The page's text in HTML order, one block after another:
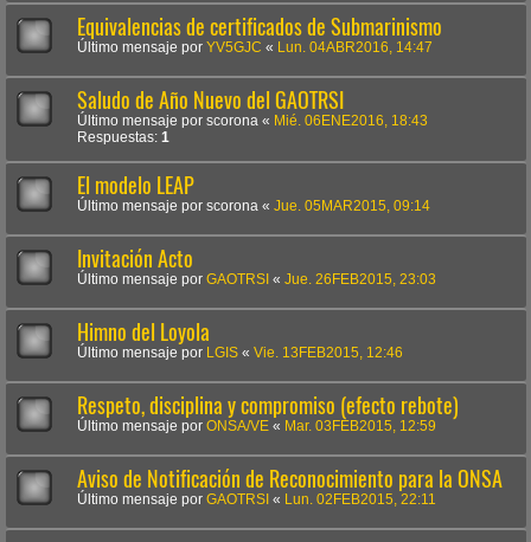
Equivalencias de certificados de Submarinismo
Último mensaje por YV5GJC « Lun. 04ABR2016, 14:47
Saludo de Año Nuevo del GAOTRSI
Último mensaje por scorona « Mié. 06ENE2016, 18:43
Respuestas: 1
El modelo LEAP
Último mensaje por scorona « Jue. 05MAR2015, 09:14
Invitación Acto
Último mensaje por GAOTRSI « Jue. 26FEB2015, 23:03
Himno del Loyola
Último mensaje por LGIS « Vie. 13FEB2015, 12:46
Respeto, disciplina y compromiso (efecto rebote)
Último mensaje por ONSA/VE « Mar. 03FEB2015, 12:59
Aviso de Notificación de Reconocimiento para la ONSA
Último mensaje por GAOTRSI « Lun. 02FEB2015, 22:11